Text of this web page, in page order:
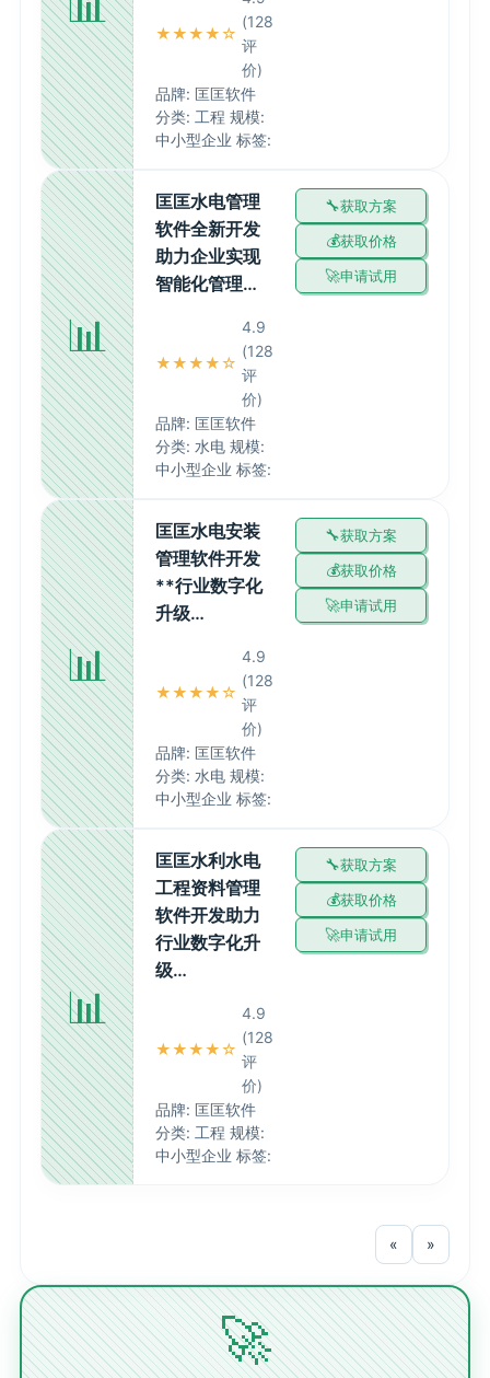
★★★★☆
(128
评
价)
品牌: 匡匡软件
分类: 工程 规模:
中小型企业 标签:
📊
匡匡水电管理
软件全新开发
助力企业实现
智能化管理…
★★★★☆
4.9
(128
评
价)
品牌: 匡匡软件
分类: 水电 规模:
中小型企业 标签:
获取方案
获取价格
申请试用
📊
匡匡水电安装
管理软件开发
**行业数字化
升级…
★★★★☆
4.9
(128
评
价)
品牌: 匡匡软件
分类: 水电 规模:
中小型企业 标签:
获取方案
获取价格
申请试用
📊
匡匡水利水电
工程资料管理
软件开发助力
行业数字化升
级…
★★★★☆
4.9
(128
评
价)
品牌: 匡匡软件
分类: 工程 规模:
中小型企业 标签:
获取方案
获取价格
申请试用
« »
🚀